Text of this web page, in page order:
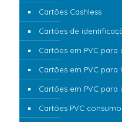
Cartões Cashless
Cartões de
Cartões em PVC
Cartões em PVC para
Cartões em PVC
Cartões PVC consumo